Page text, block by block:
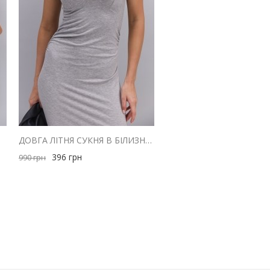
ДОВГА ЛІТНЯ СУКНЯ В БІЛИЗНЯНОМУ СТИЛІ СІРА МЕЛАНЖ
990грн 396 грн